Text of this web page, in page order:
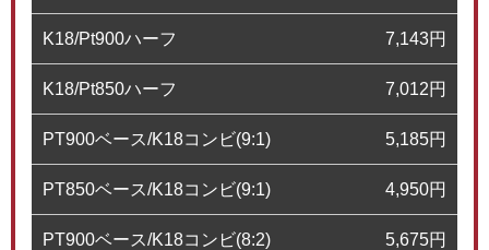
K18/Pt900ハーフ 7,143円
K18/Pt850ハーフ 7,012円
PT900ベース/K18コンビ(9:1) 5,185円
PT850ベース/K18コンビ(9:1) 4,950円
PT900ベース/K18コンビ(8:2) 5,675円